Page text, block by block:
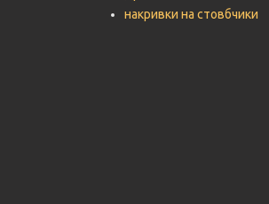
накривки на стовбчики